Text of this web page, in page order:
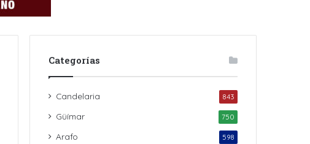
Categorías
Candelaria 843
Güímar 750
Arafo 598